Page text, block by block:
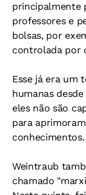
principalmente
professores e
bolsas, por
controlada por
Esse já era um
humanas
eles não são
para
conhecimentos.
Weintraub
chamado